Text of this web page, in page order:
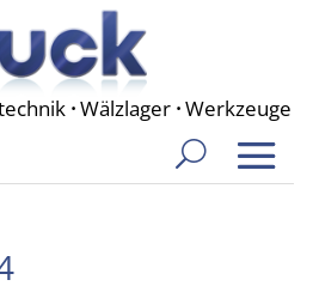
·Wälzlager ·Werkzeuge